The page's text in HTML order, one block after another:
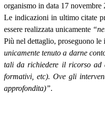
organismo in data 17 novembre
Le indicazioni in ultimo citate
essere realizzata unicamente
Più nel dettaglio, proseguono le
unicamente tenuto a darne
tali da richiedere il ricorso ad
formativi, etc). Ove gli
approfondita)”.